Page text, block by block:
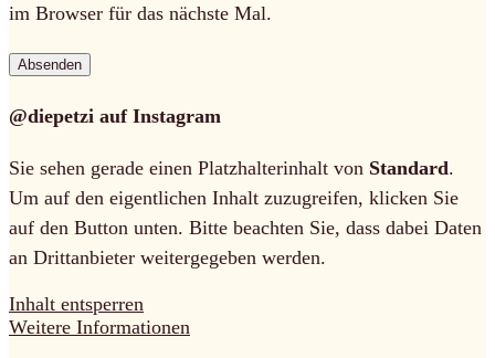
im Browser für das nächste Mal.
@diepetzi auf Instagram
Sie sehen gerade einen Platzhalterinhalt von Standard.
Um auf den eigentlichen Inhalt zuzugreifen, klicken Sie
auf den Button unten. Bitte beachten Sie, dass dabei Daten
an Drittanbieter weitergegeben werden.
Inhalt entsperren
Weitere Informationen